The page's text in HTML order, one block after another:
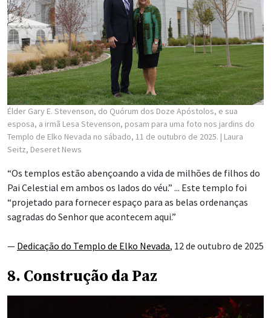
Élder Gary E. Stevenson, do Quórum dos Doze Apóstolos, e sua
esposa, a irmã Lesa Stevenson, posam para uma foto nos jardins do
Templo de Elko Nevada no sábado, 11 de outubro de 2025. | Laura
Seitz, Deseret News
“Os templos estão abençoando a vida de milhões de filhos do
Pai Celestial em ambos os lados do véu.” ... Este templo foi
“projetado para fornecer espaço para as belas ordenanças
sagradas do Senhor que acontecem aqui.”
— Dedicação do Templo de Elko Nevada, 12 de outubro de 2025
8. Construção da Paz